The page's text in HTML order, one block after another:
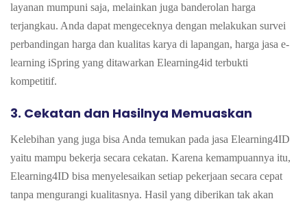
layanan mumpuni saja, melainkan juga banderolan harga
terjangkau. Anda dapat mengeceknya dengan melakukan survei
perbandingan harga dan kualitas karya di lapangan, harga jasa e-
learning iSpring yang ditawarkan Elearning4id terbukti
kompetitif.
3. Cekatan dan Hasilnya Memuaskan
Kelebihan yang juga bisa Anda temukan pada jasa Elearning4ID
yaitu mampu bekerja secara cekatan. Karena kemampuannya itu,
Elearning4ID bisa menyelesaikan setiap pekerjaan secara cepat
tanpa mengurangi kualitasnya. Hasil yang diberikan tak akan